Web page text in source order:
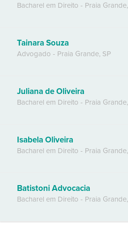
Bacharel em Direito - Praia Grande,
Tainara Souza
Advogado - Praia Grande, SP
Juliana de Oliveira
Bacharel em Direito - Praia Grande,
Isabela Oliveira
Bacharel em Direito - Praia Grande,
Batistoni Advocacia
Bacharel em Direito - Praia Grande,